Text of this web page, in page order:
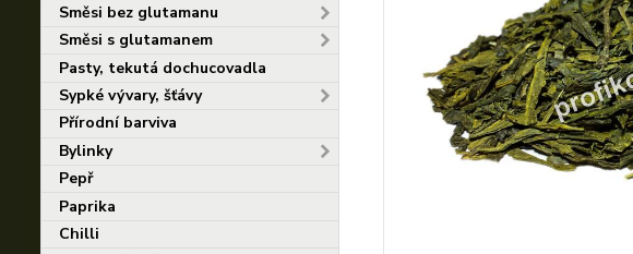
Směsi bez glutamanu
Směsi s glutamanem
Pasty, tekutá dochucovadla
Sypké vývary, šťávy
Přírodní barviva
Bylinky
Pepř
Paprika
Chilli